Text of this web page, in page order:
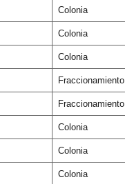
Colonia
Colonia
Colonia
Fraccionamiento
Fraccionamiento
Colonia
Colonia
Colonia